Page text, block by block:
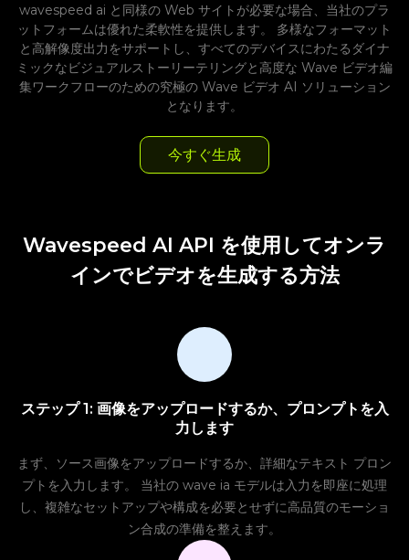
wavespeed ai と同様の Web サイトが必要な場合、当社のプラ
ットフォームは優れた柔軟性を提供します。 多様なフォーマット
と高解像度出力をサポートし、すべてのデバイスにわたるダイナ
ミックなビジュアルストーリーテリングと高度な Wave ビデオ編
集ワークフローのための究極の Wave ビデオ AI ソリューション
となります。
今すぐ生成
Wavespeed AI API を使用してオンラ
インでビデオを生成する方法
ステップ 1: 画像をアップロードするか、プロンプトを入
力します
まず、ソース画像をアップロードするか、詳細なテキスト プロン
プトを入力します。 当社の wave ia モデルは入力を即座に処理
し、複雑なセットアップや構成を必要とせずに高品質のモーショ
ン合成の準備を整えます。